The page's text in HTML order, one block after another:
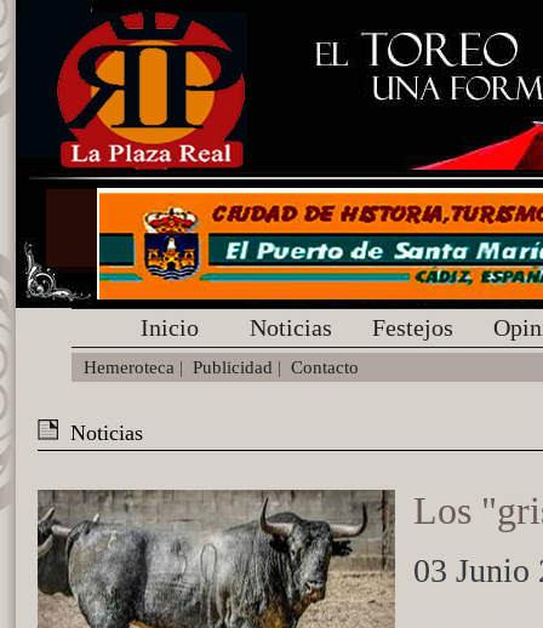
Inicio Noticias Festejos
Hemeroteca | Publicidad | Contacto
Noticias
Los
03 Junio